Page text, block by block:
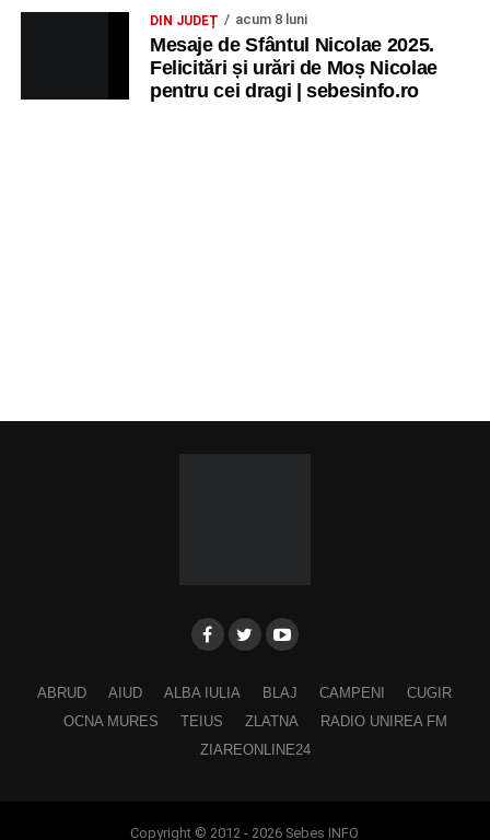
DIN JUDEȚ acum 8 luni
Mesaje de Sfântul Nicolae 2025.
Felicitări și urări de Moș Nicolae
pentru cei dragi | sebesinfo.ro
ABRUD AIUD ALBA IULIA BLAJ CAMPENI
CUGIR
OCNA MURES
TEIUS ZLATNA
RADIO UNIREA FM
ZIAREONLINE24
Copyright © 2012 - 2026 Sebes INFO